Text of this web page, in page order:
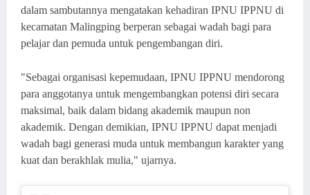
dalam sambutannya mengatakan kehadiran IPNU IPPNU di
kecamatan Malingping berperan sebagai wadah bagi para
pelajar dan pemuda untuk pengembangan diri.
"Sebagai organisasi kepemudaan, IPNU IPPNU mendorong
para anggotanya untuk mengembangkan potensi diri secara
maksimal, baik dalam bidang akademik maupun non
akademik. Dengan demikian, IPNU IPPNU dapat menjadi
wadah bagi generasi muda untuk membangun karakter yang
kuat dan berakhlak mulia," ujarnya.